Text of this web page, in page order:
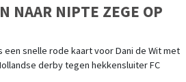
NAAR NIPTE ZEGE OP
een snelle rode kaart voor Dani de Wit met
derby tegen hekkensluiter FC